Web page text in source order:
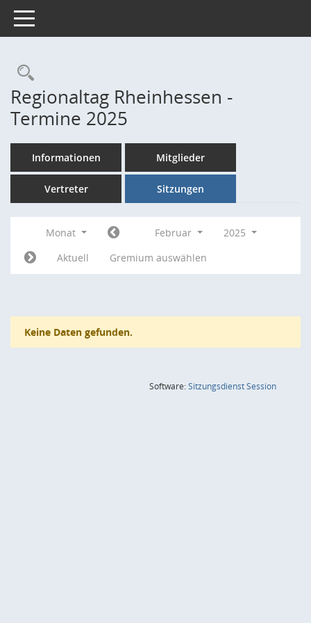
Toggle navigation
Rechercheauswahl
Regionaltag Rheinhessen -
Termine 2025
Informationen Mitglieder
Vertreter Sitzungen
Monat Februar
2025
Aktuell
Gremium auswählen
Keine Daten gefunden.
Software:SitzungsdienstSession(Wird in